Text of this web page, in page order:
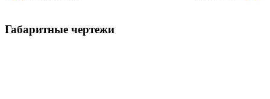
Габаритные чертежи